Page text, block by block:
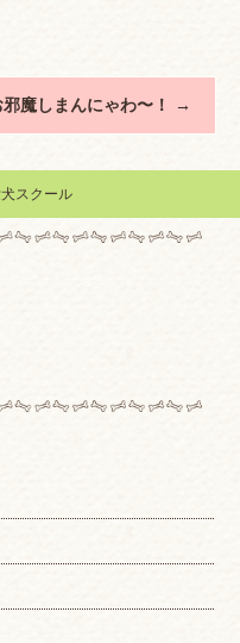
邪魔しまんにゃわ〜！ →
スクール